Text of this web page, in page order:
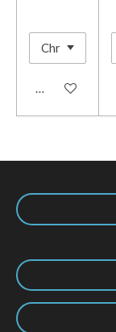
In winkelwagen